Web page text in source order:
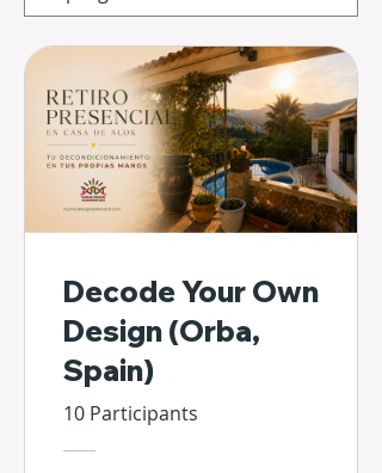
Decode Your Own
Design (Orba,
Spain)
10 Participants